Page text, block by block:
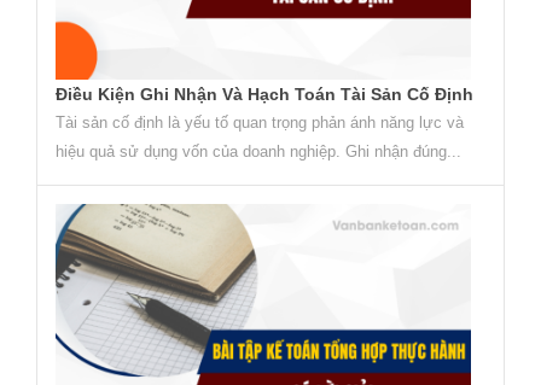
Điều Kiện Ghi Nhận Và Hạch Toán Tài Sản Cố Định
Tài sản cố định là yếu tố quan trọng phản ánh năng lực và
hiệu quả sử dụng vốn của doanh nghiệp. Ghi nhận đúng...